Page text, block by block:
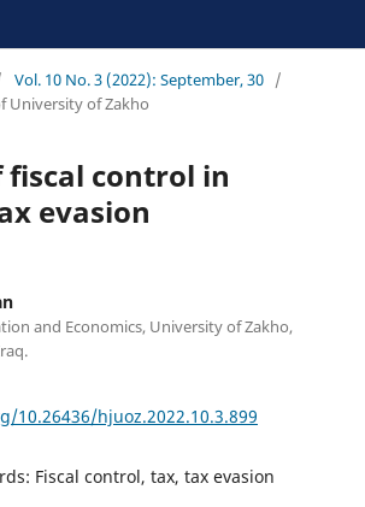
Vol. 10 No. 3 (2022): September, 30 /
University of Zakho
fiscal control in
evasion
and Economics, University of Zakho,
10.26436/hjuoz.2022.10.3.899
Fiscal control, tax, tax evasion